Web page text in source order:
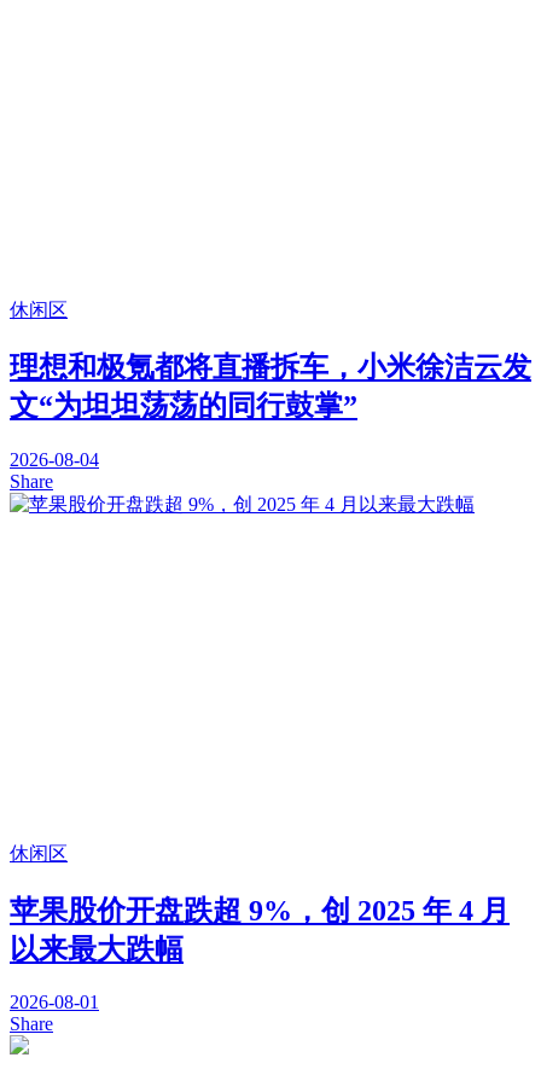
休闲区
理想和极氪都将直播拆车，小米徐洁云发
文“为坦坦荡荡的同行鼓掌”
2026-08-04
Share
休闲区
苹果股价开盘跌超 9%，创 2025 年 4 月
以来最大跌幅
2026-08-01
Share